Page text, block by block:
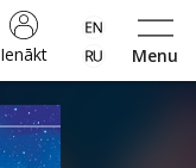
Menu
Ienākt